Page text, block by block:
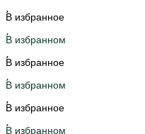
В избранное
В избранном
В избранное
В избранном
В избранное
В избранном